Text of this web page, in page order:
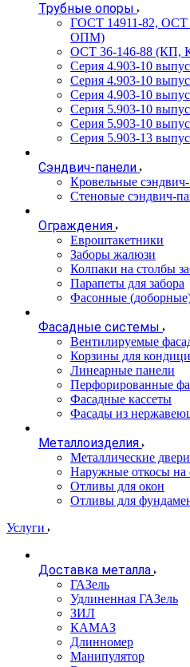
Трубные опоры
ГОСТ 14911-82,
ОПМ)
ОСТ 36-146-88
Серия 4.903-10
Серия 4.903-10
Серия 4.903-10
Серия 5.903-10
Серия 5.903-10
Серия 5.903-13
Сэндвич-панели
Кровельные
Стеновые сэндвич-
Ограждения
Евроштакетники
Заборы жалюзи
Колпаки на столбы
Парапеты для забора
Фасонные
Фасадные системы
Вентилируемые
Корзины для
Линеарные панели
Перфорированные
Фасадные кассеты
Фасады из
Металлоизделия
Металлические двери
Наружные откосы на
Отливы для окон
Отливы для
Услуги
Доставка металла
ГАЗель
Удлиненная ГАЗель
ЗИЛ
КАМАЗ
Длинномер
Манипулятор